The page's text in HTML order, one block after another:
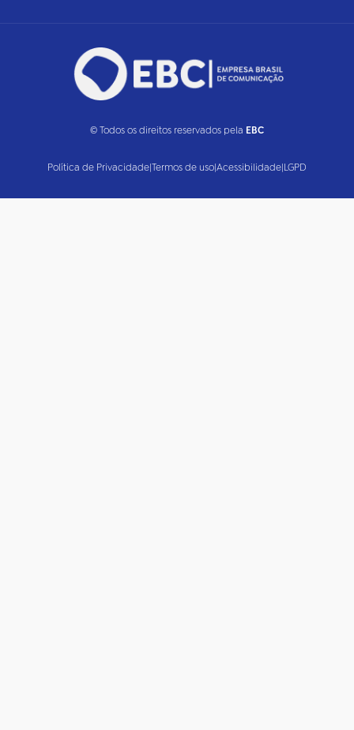
© Todos os direitos reservados pela EBC
Política de Privacidade|Termos de uso|Acessibilidade|LGPD